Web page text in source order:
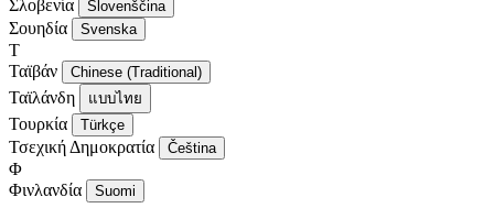
Σλοβενία Slovenščina
Σουηδία Svenska
Τ
Ταϊβάν
Chinese (Traditional)
Ταϊλάνδη แบบไทย
Τουρκία Türkçe
Τσεχική Δημοκρατία Čeština
Φ
Φινλανδία
Suomi